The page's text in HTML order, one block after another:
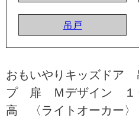
吊戸
おもいやりキッズドア
プ 扉 Ｍデザイン １
高 〈ライトオーカー